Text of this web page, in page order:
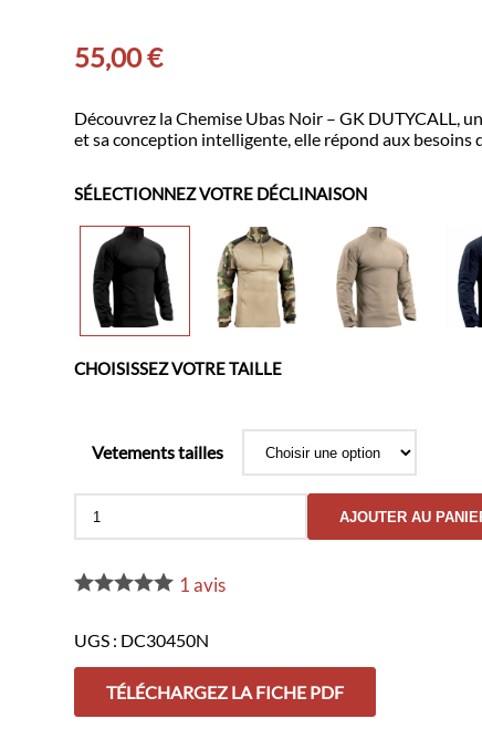
55,00€
Découvrez la Chemise Ubas Noir – GK DUTYCALL,
et sa conception intelligente, elle répond aux besoins
SÉLECTIONNEZ VOTRE DÉCLINAISON
CHOISISSEZ VOTRE TAILLE
Vetements tailles
Chemise
Noir
DUTYCALL
AJOUTER AU
1avis
UGS : DC30450N
TÉLÉCHARGEZ LA FICHE PDF